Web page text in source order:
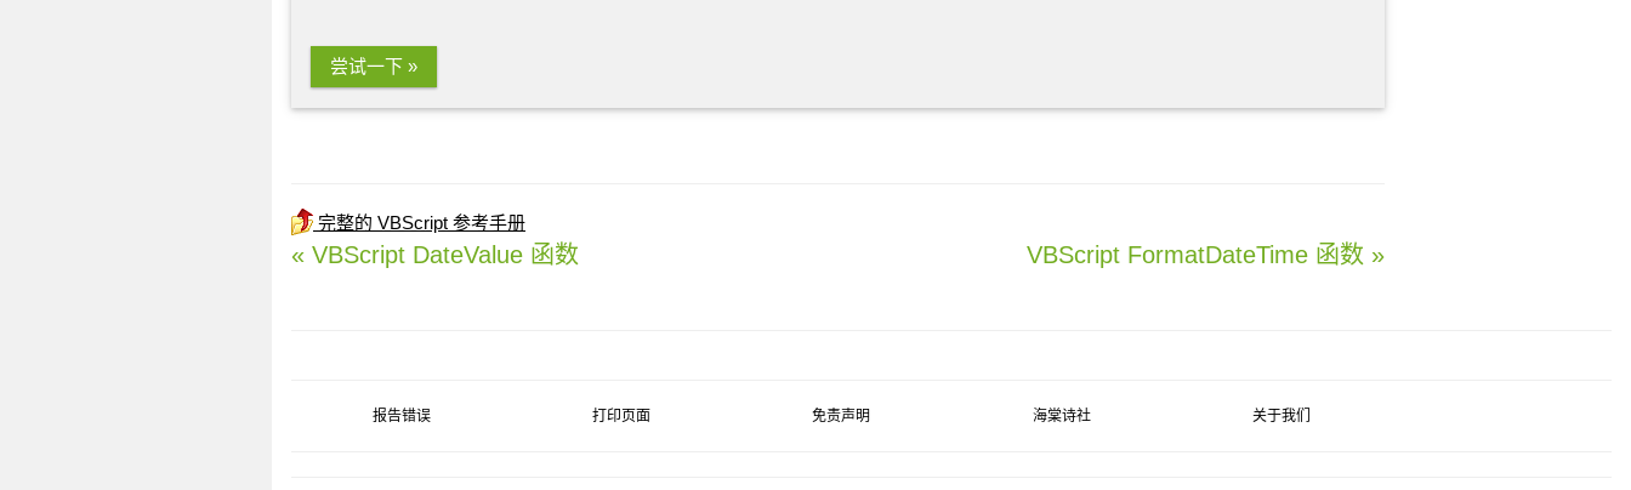
尝试一下 »
完整的 VBScript 参考手册
« VBScript DateValue 函数 VBScript FormatDateTime 函数 »
报告错误 打印页面 免责声明 海棠诗社 关于我们